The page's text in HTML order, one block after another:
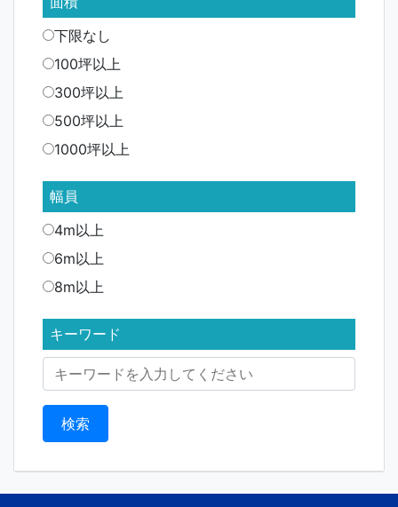
下限なし
100坪以上
300坪以上
500坪以上
1000坪以上
幅員
4m以上
6m以上
8m以上
キーワード